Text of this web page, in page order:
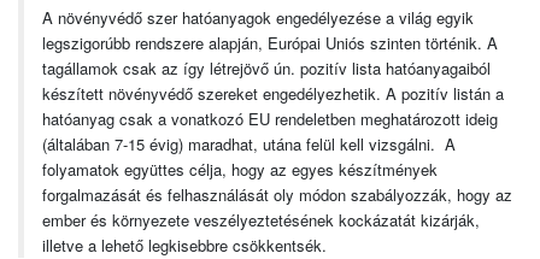
A növényvédő szer hatóanyagok engedélyezése a világ egyik
legszigorúbb rendszere alapján, Európai Uniós szinten történik. A
tagállamok csak az így létrejövő ún. pozitív lista hatóanyagaiból
készített növényvédő szereket engedélyezhetik. A pozitív listán a
hatóanyag csak a vonatkozó EU rendeletben meghatározott ideig
(általában 7-15 évig) maradhat, utána felül kell vizsgálni. A
folyamatok együttes célja, hogy az egyes készítmények
forgalmazását és felhasználását oly módon szabályozzák, hogy az
ember és környezete veszélyeztetésének kockázatát kizárják,
illetve a lehető legkisebbre csökkentsék.